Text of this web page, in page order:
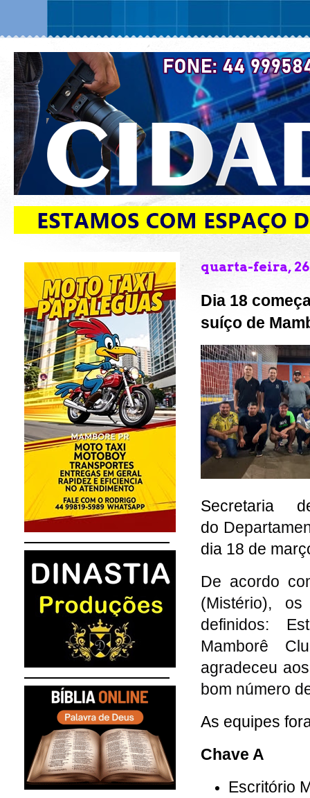
quarta-feira,
Dia 18
suíço de
Secretaria
do
dia 18 de
De acordo
(Mistério),
definidos:
Mamborê
agradeceu
bom número
As equipes
Chave A
Escritório